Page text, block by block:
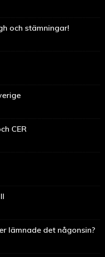
och stämningar!
CER
lämnade det någonsin?